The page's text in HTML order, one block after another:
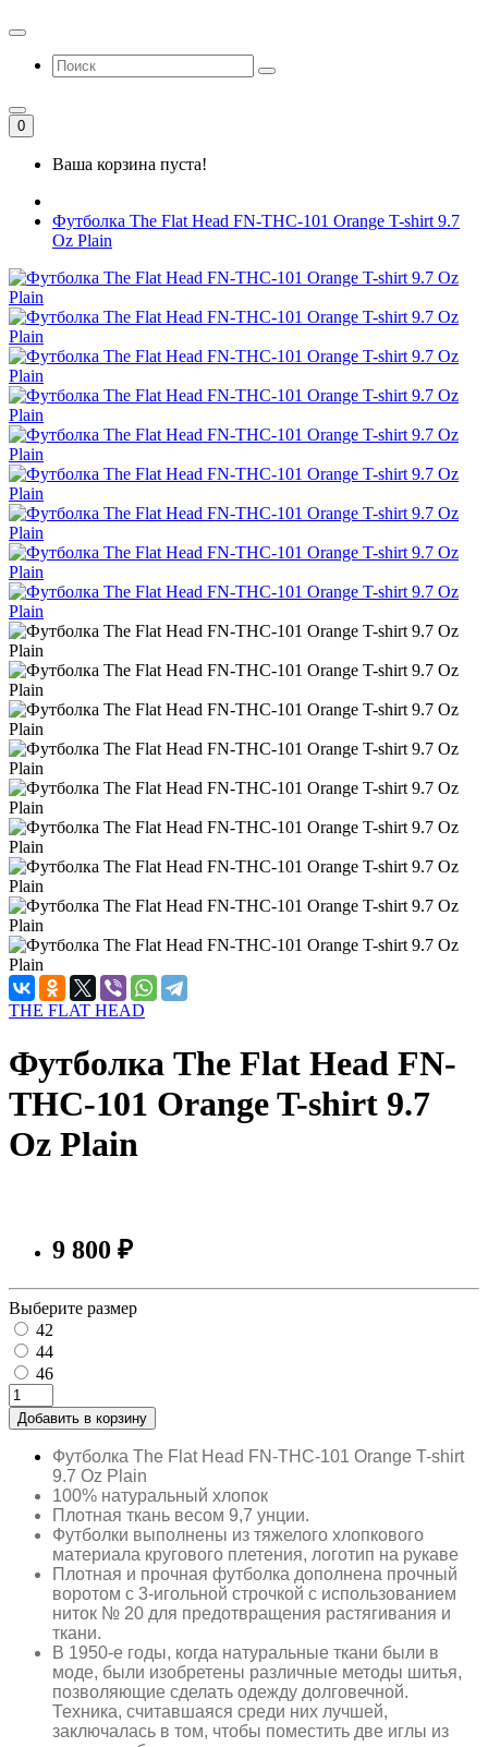
0
Ваша корзина пуста!
Футболка The Flat Head FN-THC-101 Orange T-shirt 9.7
Oz Plain
THE FLAT HEAD
Футболка The Flat Head FN-
THC-101 Orange T-shirt 9.7
Oz Plain
9 800 ₽
Выберите размер
42
44
46
Добавить в корзину
Футболка The Flat Head FN-THC-101 Orange T-shirt
9.7 Oz Plain
100% натуральный хлопок
Плотная ткань весом 9,7 унции.
Футболки выполнены из тяжелого хлопкового
материала кругового плетения, логотип на рукаве
Плотная и прочная футболка дополнена прочный
воротом с 3-игольной строчкой с использованием
ниток № 20 для предотвращения растягивания и
ткани.
В 1950-е годы, когда натуральные ткани были в
моде, были изобретены различные методы шитья,
позволяющие сделать одежду долговечной.
Техника, считавшаяся среди них лучшей,
заключалась в том, чтобы поместить две иглы из